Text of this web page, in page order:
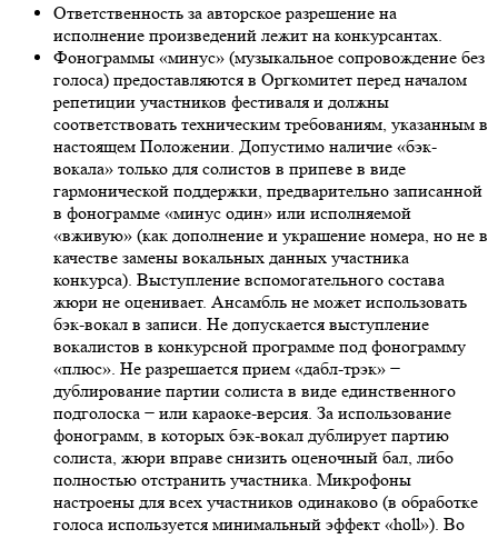
Ответственность за авторское разрешение на
исполнение произведений лежит на конкурсантах.
Фонограммы «минус» (музыкальное сопровождение без
голоса) предоставляются в Оргкомитет перед началом
репетиции участников фестиваля и должны
соответствовать техническим требованиям, указанным в
настоящем Положении. Допустимо наличие «бэк-
вокала» только для солистов в припеве в виде
гармонической поддержки, предварительно записанной
в фонограмме «минус один» или исполняемой
«вживую» (как дополнение и украшение номера, но не в
качестве замены вокальных данных участника
конкурса). Выступление вспомогательного состава
жюри не оценивает. Ансамбль не может использовать
бэк-вокал в записи. Не допускается выступление
вокалистов в конкурсной программе под фонограмму
«плюс». Не разрешается прием «дабл-трэк» −
дублирование партии солиста в виде единственного
подголоска − или караоке-версия. За использование
фонограмм, в которых бэк-вокал дублирует партию
солиста, жюри вправе снизить оценочный бал, либо
полностью отстранить участника. Микрофоны
настроены для всех участников одинаково (в обработке
голоса используется минимальный эффект «holl»). Во